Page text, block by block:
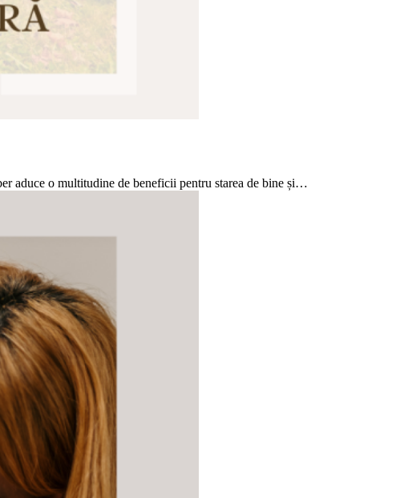
aduce o multitudine de beneficii pentru starea de bine și…